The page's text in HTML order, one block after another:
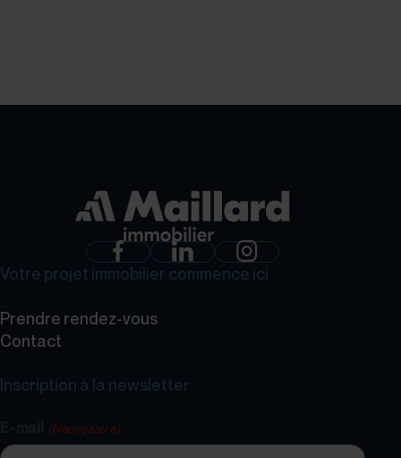
Votre projet immobilier commence ici
Prendre rendez-vous
Contact
Inscription à la newsletter
(Nécessaire)